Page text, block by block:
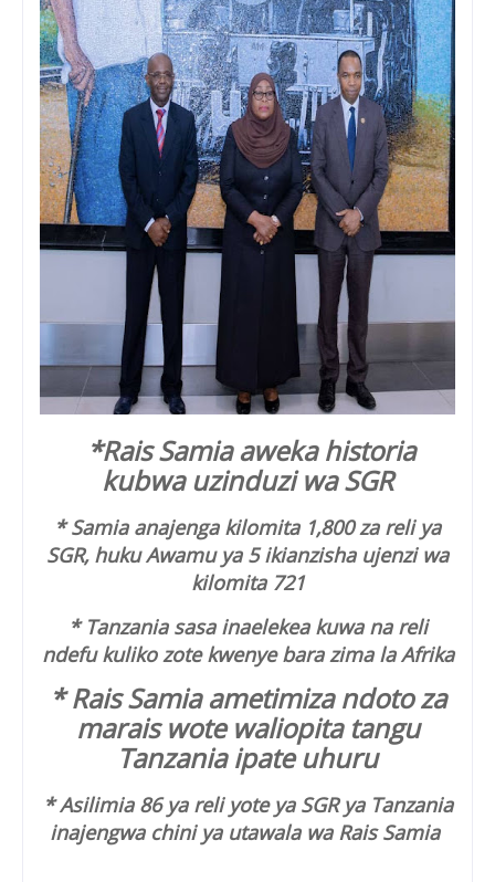
*Rais Samia aweka historia
kubwa uzinduzi wa SGR
* Samia anajenga kilomita 1,800 za reli ya
SGR, huku Awamu ya 5 ikianzisha ujenzi wa
kilomita 721
* Tanzania sasa inaelekea kuwa na reli
ndefu kuliko zote kwenye bara zima la Afrika
* Rais Samia ametimiza ndoto za
marais wote waliopita tangu
Tanzania ipate uhuru
* Asilimia 86 ya reli yote ya SGR ya Tanzania
inajengwa chini ya utawala wa Rais Samia